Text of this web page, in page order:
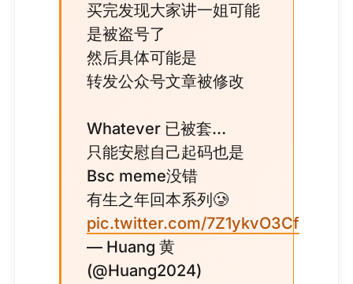
买完发现大家讲一姐可能
是被盗号了
然后具体可能是
转发公众号文章被修改
Whatever 已被套…
只能安慰自己起码也是
Bsc meme没错
有生之年回本系列🥲
pic.twitter.com/7Z1ykvO3Cf
— Huang 黄
(@Huang2024)